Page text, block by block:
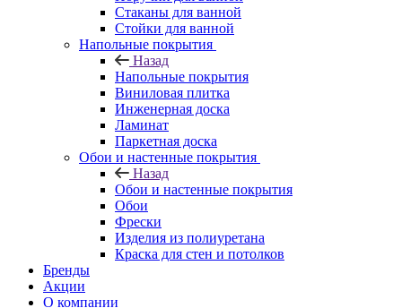
Стаканы для ванной
Стойки для ванной
Напольные покрытия
Назад
Напольные покрытия
Виниловая плитка
Инженерная доска
Ламинат
Паркетная доска
Обои и настенные покрытия
Назад
Обои и настенные покрытия
Обои
Фрески
Изделия из полиуретана
Краска для стен и потолков
Бренды
Акции
О компании